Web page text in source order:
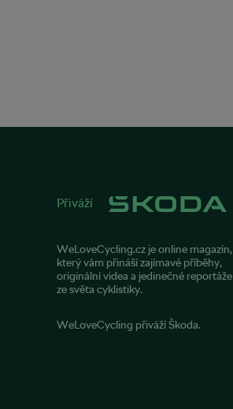
Přiváží
WeLoveCycling.cz je online magazín,
který vám přináší zajímavé příběhy,
originální videa a jedinečné reportáže
ze světa cyklistiky.
WeLoveCycling přiváží Škoda.